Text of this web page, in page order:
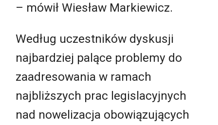
– mówił Wiesław Markiewicz.
Według uczestników dyskusji
najbardziej palące problemy do
zaadresowania w ramach
najbliższych prac legislacyjnych
nad nowelizacja obowiązujących